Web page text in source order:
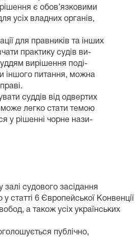
є обов’язковими
усіх владних органів,
для правників та інших
практику судів ви-
вирішення поді-
іншого питання, можна
суддів від одвертих
легко стати темою
у рішенні чорне нази-
судового засідання
статті 6 Європейської Конвенції
а також усіх українських
публічно,